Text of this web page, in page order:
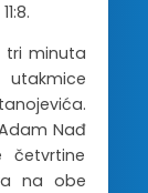
tri minuta
Nađ
na obe